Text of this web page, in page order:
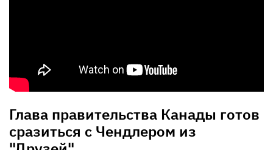
Глава правительства Канады готов
сразиться с Чендлером из